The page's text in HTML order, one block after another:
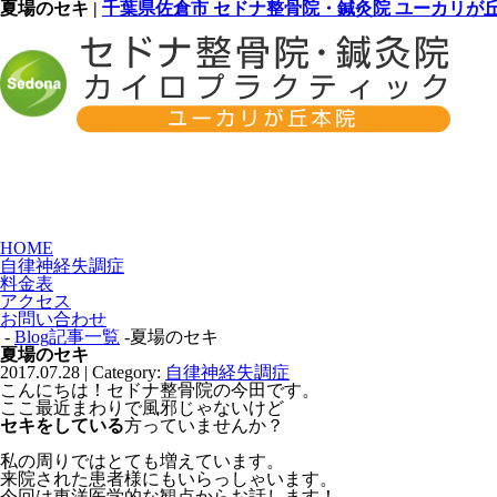
夏場のセキ | 千葉県佐倉市 セドナ整骨院・鍼灸院 ユーカリが
HOME
自律神経失調症
料金表
アクセス
お問い合わせ
- Blog記事一覧 -夏場のセキ
夏場のセキ
2017.07.28 | Category: 自律神経失調症
こんにちは！セドナ整骨院の今田です。
ここ最近まわりで風邪じゃないけど
セキをしている方っていませんか？
私の周りではとても増えています。
来院された患者様にもいらっしゃいます。